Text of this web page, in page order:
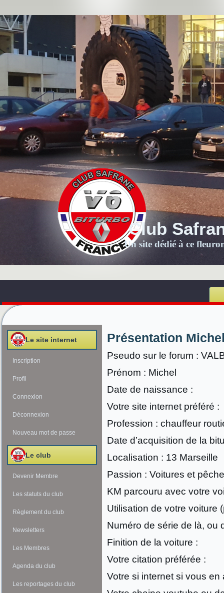
Club
Un site dédié à ce
Le site internet
Inscription
Profil
Connexion
Déconnexion
Nouveau mot de passe
Le club
Devenir Membre
Les statuts du club
Règlement du club
Newsletters
Les Membres
Agenda du club
Les reportages du club
Présentation
Pseudo sur le forum :
Prénom : Michel
Date de naissance :
Votre site internet préféré :
Profession : chauffeur
Date d’acquisition de la
Localisation : 13 Marseille
Passion : Voitures et
KM parcouru avec votre
Utilisation de votre voiture
Numéro de série de là, ou
Finition de la voiture :
Votre citation préférée :
Votre si internet si vous